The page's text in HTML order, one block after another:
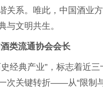
关系。唯此，中国酒业
与文明共生。
类流通协会会长
经典产业”，标志着近
次关键转折——从“限制